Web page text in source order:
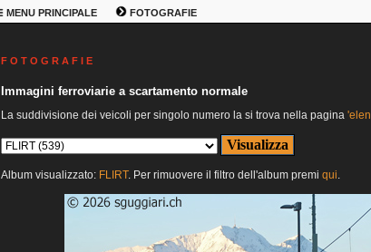
MENU PRINCIPALE FOTOGRAFIE
F O T O G R A F I E
Immagini ferroviarie a scartamento normale
La suddivisione dei veicoli per singolo numero la si trova nella pagina
Album visualizzato: FLIRT. Per rimuovere il filtro dell'album premi qui.